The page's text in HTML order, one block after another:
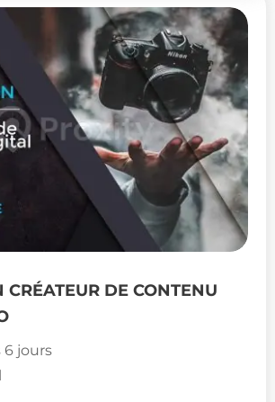
CRÉATEUR DE CONTENU
6 jours